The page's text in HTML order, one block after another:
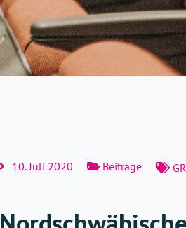
10. Juli 2020 Beiträge